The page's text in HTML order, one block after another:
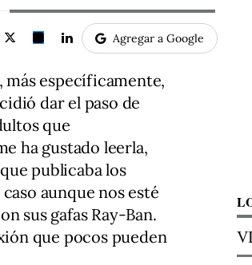
Agregar a Google
más específicamente,
dar el paso de
que
ha gustado leerla,
publicaba los
aunque nos esté
sus gafas Ray-Ban.
que pocos pueden